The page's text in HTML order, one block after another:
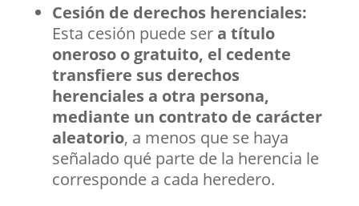
Cesión de derechos herenciales:
Esta cesión puede ser a título
oneroso o gratuito, el cedente
transfiere sus derechos
herenciales a otra persona,
mediante un contrato de carácter
aleatorio, a menos que se haya
señalado qué parte de la herencia le
corresponde a cada heredero.